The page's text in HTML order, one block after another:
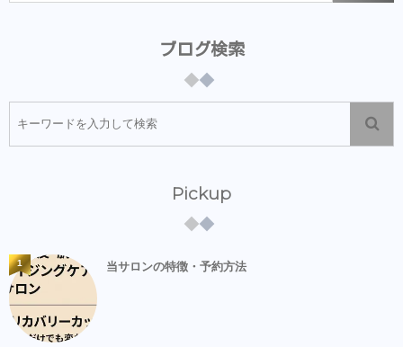
ブログ検索
Pickup
当サロンの特徴・予約方法
1